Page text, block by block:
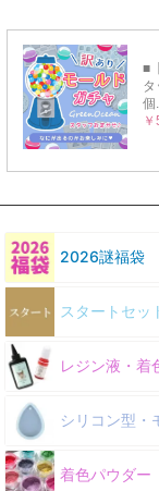
2026謎福袋
スタートセッ
レジン液・着
シリコン型・
着色パウダー